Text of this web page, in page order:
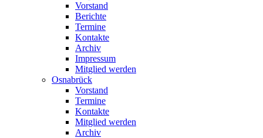
Vorstand
Berichte
Termine
Kontakte
Archiv
Impressum
Mitglied werden
Osnabrück
Vorstand
Termine
Kontakte
Mitglied werden
Archiv